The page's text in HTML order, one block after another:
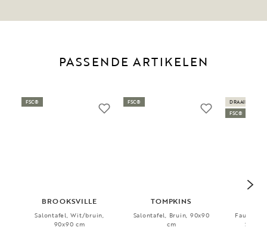
PASSENDE ARTIKELEN
BROOKSVILLE
Salontafel, Wit/bruin,
90x90 cm
FSC®
TOMPKINS
Salontafel, Bruin, 90x90
cm
FSC®
Fauteuil,
DRAAIBAAR &
FSC®